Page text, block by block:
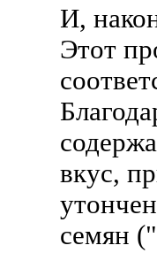
И,
Этот
вкус,
семян